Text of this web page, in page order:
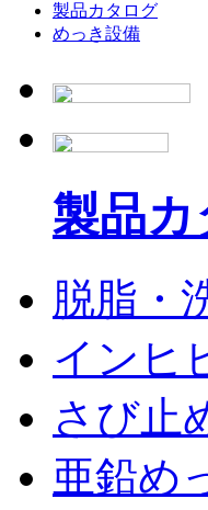
製品カタログ
めっき設備
製品
脱脂・
インヒ
さび止
亜鉛め